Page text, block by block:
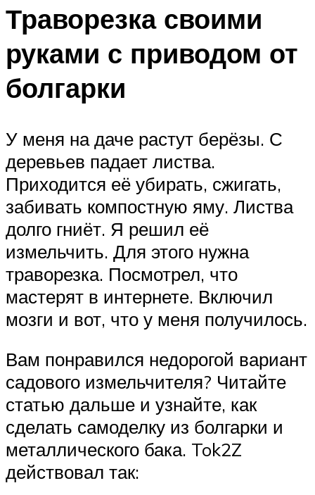
Траворезка своими
руками с приводом от
болгарки
У меня на даче растут берёзы. С
деревьев падает листва.
Приходится её убирать, сжигать,
забивать компостную яму. Листва
долго гниёт. Я решил её
измельчить. Для этого нужна
траворезка. Посмотрел, что
мастерят в интернете. Включил
мозги и вот, что у меня получилось.
Вам понравился недорогой вариант
садового измельчителя? Читайте
статью дальше и узнайте, как
сделать самоделку из болгарки и
металлического бака. Tok2Z
действовал так: